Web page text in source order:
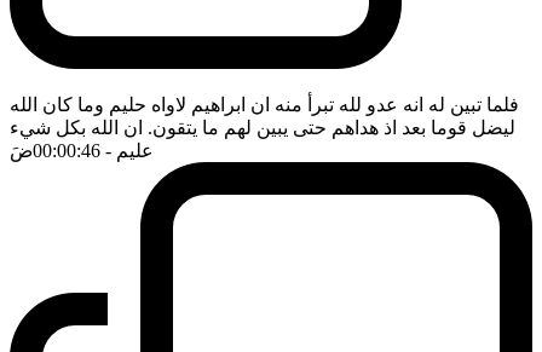
فلما تبين له انه عدو لله تبرأ منه ان ابراهيم لاواه حليم وما كان الله
ليضل قوما بعد اذ هداهم حتى يبين لهم ما يتقون. ان الله بكل شيء
عليم - 00:00:46 ضَ